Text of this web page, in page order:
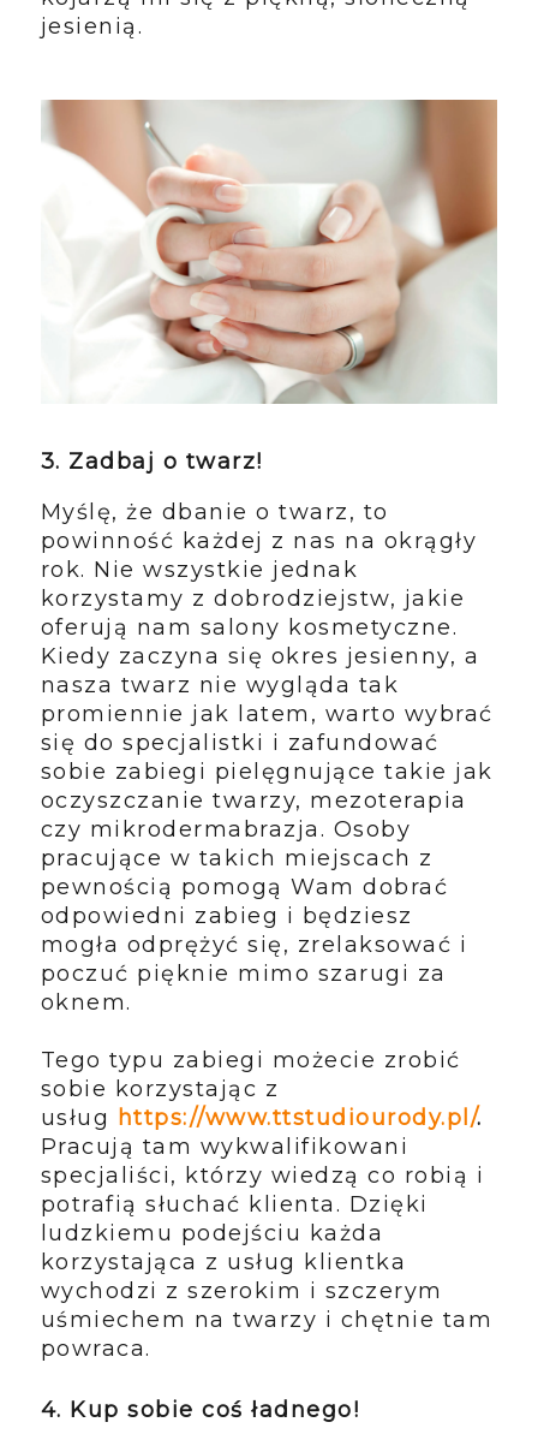
jesienią.
3. Zadbaj o twarz!
Myślę, że dbanie o twarz, to
powinność każdej z nas na okrągły
rok. Nie wszystkie jednak
korzystamy z dobrodziejstw, jakie
oferują nam salony kosmetyczne.
Kiedy zaczyna się okres jesienny, a
nasza twarz nie wygląda tak
promiennie jak latem, warto wybrać
się do specjalistki i zafundować
sobie zabiegi pielęgnujące takie jak
oczyszczanie twarzy, mezoterapia
czy mikrodermabrazja. Osoby
pracujące w takich miejscach z
pewnością pomogą Wam dobrać
odpowiedni zabieg i będziesz
mogła odprężyć się, zrelaksować i
poczuć pięknie mimo szarugi za
oknem.
Tego typu zabiegi możecie zrobić
sobie korzystając z
usług https://www.ttstudiourody.pl/.
Pracują tam wykwalifikowani
specjaliści, którzy wiedzą co robią i
potrafią słuchać klienta. Dzięki
ludzkiemu podejściu każda
korzystająca z usług klientka
wychodzi z szerokim i szczerym
uśmiechem na twarzy i chętnie tam
powraca.
4. Kup sobie coś ładnego!